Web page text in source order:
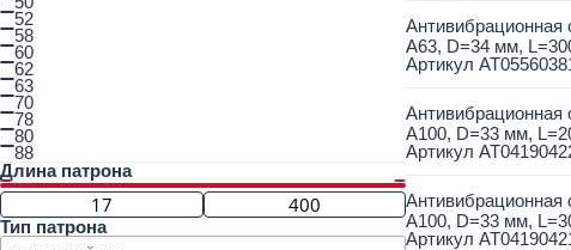
52
58
60
62
63
70
78
80
88
Длина патрона
Тип патрона
Антивибрационная
A63, D=34 мм,
Артикул
Антивибрационная
A100, D=33 мм,
Артикул
Антивибрационная
A100, D=33 мм,
Артикул